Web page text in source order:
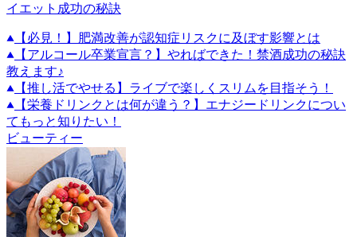
イエット成功の秘訣
【必見！】肥満改善が認知症リスクに及ぼす影響とは
【アルコール卒業宣言？】やればできた！禁酒成功の秘訣
教えます♪
【推し活でやせる】ライブで楽しくスリムを目指そう！
【栄養ドリンクとは何が違う？】エナジードリンクについ
てもっと知りたい！
ビューティー